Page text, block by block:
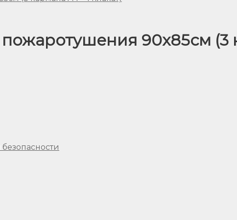
90х85см (3